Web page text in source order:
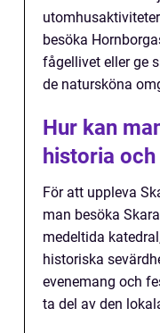
besöka
fågellivet eller ge
de natursköna
Hur kan
historia
För att uppleva
man besöka
medeltida
historiska
evenemang och
ta del av den